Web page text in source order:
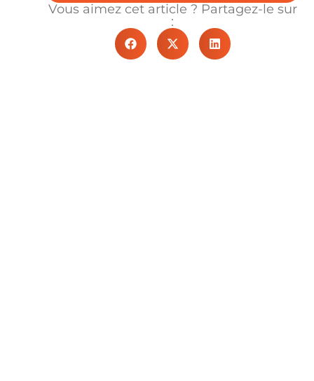
Vous aimez cet article ? Partagez-le sur
: